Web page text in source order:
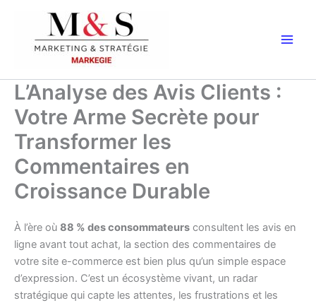
contenu
L’Analyse des Avis Clients :
Votre Arme Secrète pour
Transformer les
Commentaires en
Croissance Durable
À l’ère où 88 % des consommateurs consultent les avis en
ligne avant tout achat, la section des commentaires de
votre site e-commerce est bien plus qu’un simple espace
d’expression. C’est un écosystème vivant, un radar
stratégique qui capte les attentes, les frustrations et les